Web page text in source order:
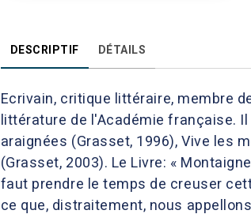
DESCRIPTIF DÉTAILS
Ecrivain, critique littéraire, membre
littérature de l'Académie française.
araignées (Grasset, 1996), Vive les
(Grasset, 2003). Le Livre: «
faut prendre le temps de creuser
ce que, distraitement, nous